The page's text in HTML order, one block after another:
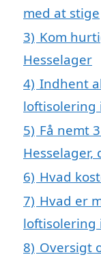
med at stige
3) Kom
Hesselager
4) Indhent
loftisolering
5) Få nemt
6) Hvad
7) Hvad er
loftisolering
8) Oversigt